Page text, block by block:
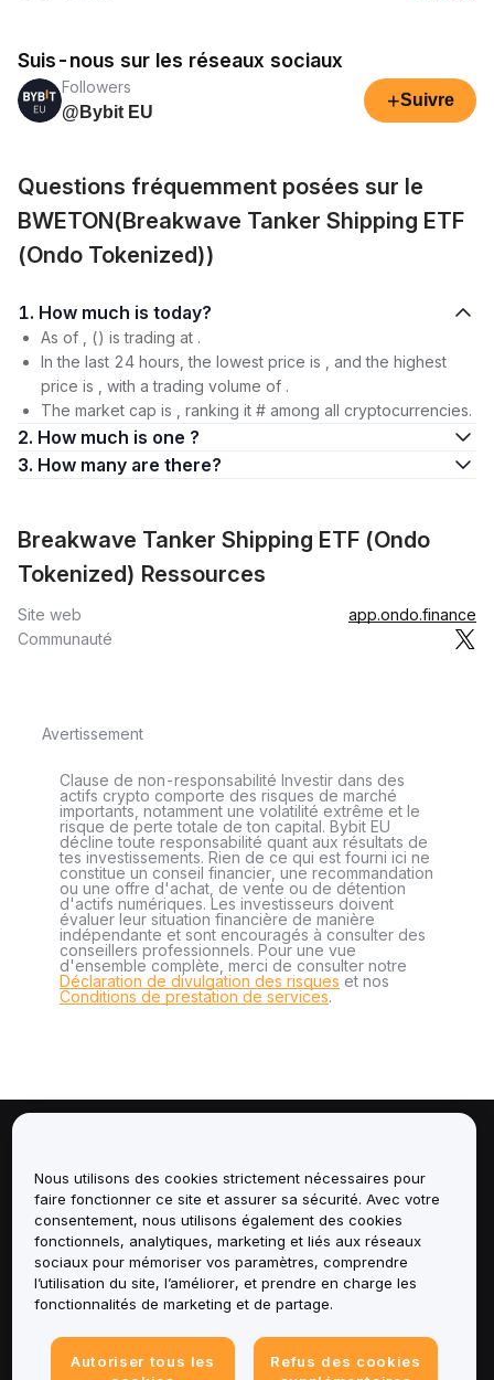
Suis-nous sur les réseaux sociaux
Followers
@Bybit EU
+Suivre
Questions fréquemment posées sur le
BWETON(Breakwave Tanker Shipping ETF
(Ondo Tokenized))
1. How much is today?
As of , () is trading at .
In the last 24 hours, the lowest price is , and the highest
price is , with a trading volume of .
The market cap is , ranking it # among all cryptocurrencies.
2. How much is one ?
3. How many are there?
Breakwave Tanker Shipping ETF (Ondo
Tokenized) Ressources
Site web
app.ondo.finance
Communauté
Avertissement
Clause de non-responsabilité Investir dans des
actifs crypto comporte des risques de marché
importants, notamment une volatilité extrême et le
risque de perte totale de ton capital. Bybit EU
décline toute responsabilité quant aux résultats de
tes investissements. Rien de ce qui est fourni ici ne
constitue un conseil financier, une recommandation
ou une offre d'achat, de vente ou de détention
d'actifs numériques. Les investisseurs doivent
évaluer leur situation financière de manière
indépendante et sont encouragés à consulter des
conseillers professionnels. Pour une vue
d'ensemble complète, merci de consulter notre
Déclaration de divulgation des risques et nos
Conditions de prestation de services.
Services
Assistance
Produits
Mentions légales
Nous utilisons des cookies strictement nécessaires pour
faire fonctionner ce site et assurer sa sécurité. Avec votre
consentement, nous utilisons également des cookies
fonctionnels, analytiques, marketing et liés aux réseaux
sociaux pour mémoriser vos paramètres, comprendre
l’utilisation du site, l’améliorer, et prendre en charge les
fonctionnalités de marketing et de partage.
Autoriser tous les
Refus des cookies